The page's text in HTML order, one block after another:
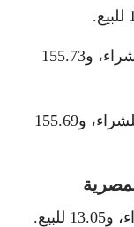
البنك المصري الخليجي 148.33 جنيه للشراء، و155.73
بنك قطر الوطني الأهلي: 155.31 جنيه للشراء، و155.69